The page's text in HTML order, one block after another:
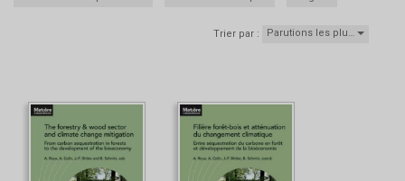
Trier par : Parutions les plu…